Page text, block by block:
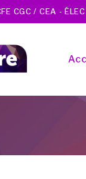
CGC / CEA -